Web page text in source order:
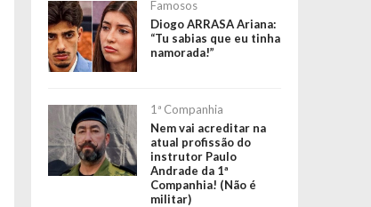
Famosos
Diogo ARRASA Ariana:
“Tu sabias que eu tinha
namorada!”
1ª Companhia
Nem vai acreditar na
atual profissão do
instrutor Paulo
Andrade da 1ª
Companhia! (Não é
militar)